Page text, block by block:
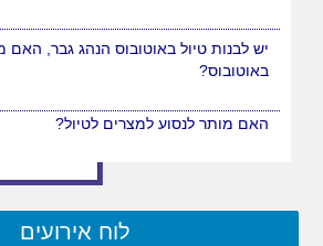
יש לבנות טיול באוטובוס הנהג גבר, האם
באוטובוס?
לוח אירועים